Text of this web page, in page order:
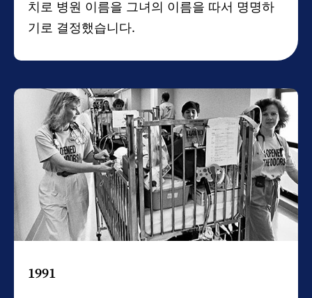
치로 병원 이름을 그녀의 이름을 따서 명명하
기로 결정했습니다.
1991